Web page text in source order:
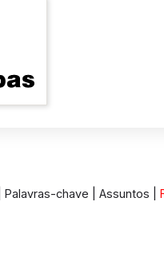
| Palavras-chave | Assuntos |